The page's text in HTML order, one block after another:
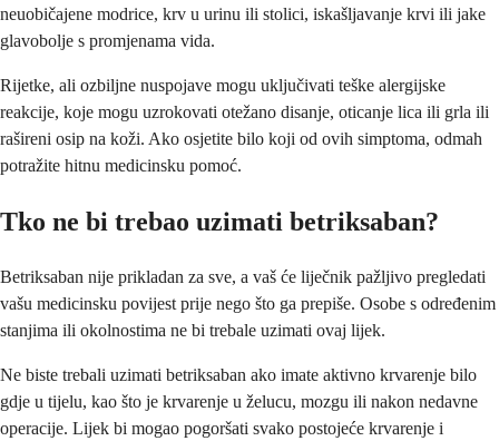
neuobičajene modrice, krv u urinu ili stolici, iskašljavanje krvi ili jake
glavobolje s promjenama vida.
Rijetke, ali ozbiljne nuspojave mogu uključivati teške alergijske
reakcije, koje mogu uzrokovati otežano disanje, oticanje lica ili grla ili
rašireni osip na koži. Ako osjetite bilo koji od ovih simptoma, odmah
potražite hitnu medicinsku pomoć.
Tko ne bi trebao uzimati betriksaban?
Betriksaban nije prikladan za sve, a vaš će liječnik pažljivo pregledati
vašu medicinsku povijest prije nego što ga prepiše. Osobe s određenim
stanjima ili okolnostima ne bi trebale uzimati ovaj lijek.
Ne biste trebali uzimati betriksaban ako imate aktivno krvarenje bilo
gdje u tijelu, kao što je krvarenje u želucu, mozgu ili nakon nedavne
operacije. Lijek bi mogao pogoršati svako postojeće krvarenje i